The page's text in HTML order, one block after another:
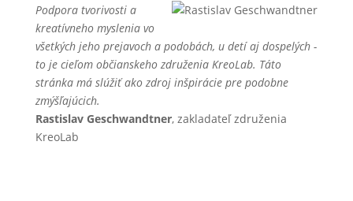
Podpora tvorivosti a
kreatívneho myslenia vo
všetkých jeho prejavoch a podobách, u detí aj dospelých -
to je cieľom občianskeho združenia KreoLab. Táto
stránka má slúžiť ako zdroj inšpirácie pre podobne
zmýšľajúcich.
Rastislav Geschwandtner, zakladateľ združenia
KreoLab